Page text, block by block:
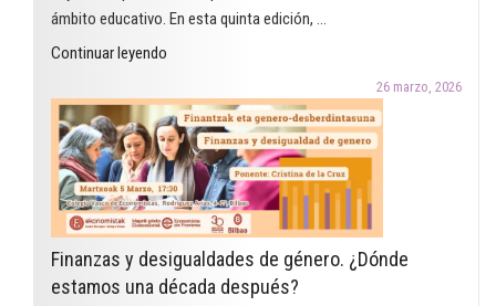
ámbito educativo. En esta quinta edición, …
Continuar leyendo
Arcadi
Oliveres
2026
en
la
modalidad
de
educación
26 marzo, 2026
Finanzas y desigualdades de género. ¿Dónde
estamos una década después?